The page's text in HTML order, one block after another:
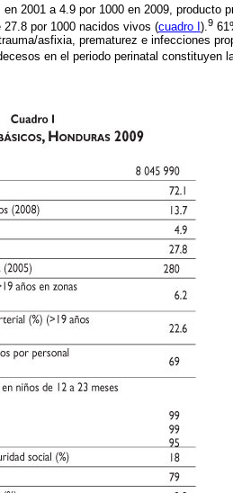
2001 a 4.9 por 1000 en 2009, producto
por 1000 nacidos vivos (cuadro I). 9
asfixia, prematurez e infecciones
en el periodo perinatal constituyen